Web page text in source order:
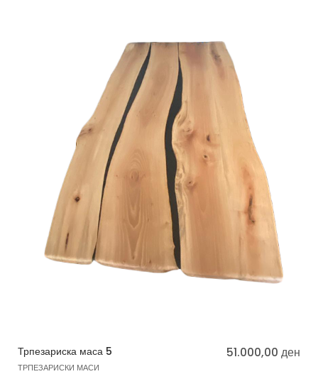
Трпезариска маса 5
ТРПЕЗАРИСКИ МАСИ
51.000,00 ден